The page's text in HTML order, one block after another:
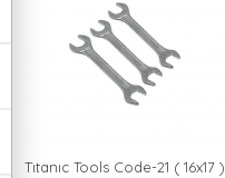
Tıtanıc Tools Code-21 ( 16x17 )